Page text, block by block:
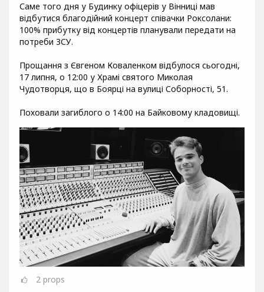
Саме того дня у Будинку офіцерів у Вінниці мав
відбутися благодійний концерт співачки Роксолани:
100% прибутку від концертів планували передати на
потреби ЗСУ.
Прощання з Євгеном Коваленком відбулося сьогодні,
17 липня, о 12:00 у Храмі святого Миколая
Чудотворця, що в Боярці на вулиці Соборності, 51.
Поховали загиблого о 14:00 на Байковому кладовищі.
2 props